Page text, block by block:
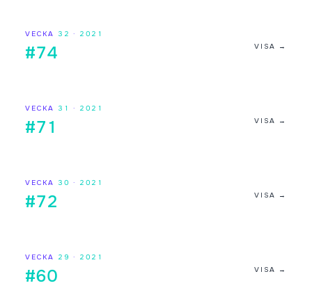
VECKA 32 · 2021
#74 VISA →
VECKA 31 · 2021
#71 VISA →
VECKA 30 · 2021
#72 VISA →
VECKA 29 · 2021
#60 VISA →